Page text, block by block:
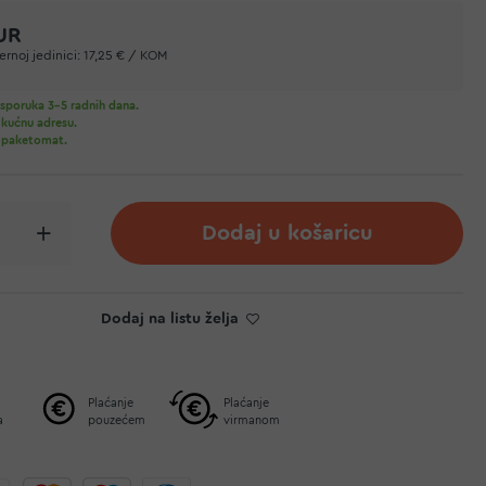
jedinici: 17,25 € / KOM
3-5 radnih dana.
adresu.
paketomat.
Dodaj u košaricu
Dodaj na listu želja
Plaćanje
pouzećem
Plaćanje
virmanom